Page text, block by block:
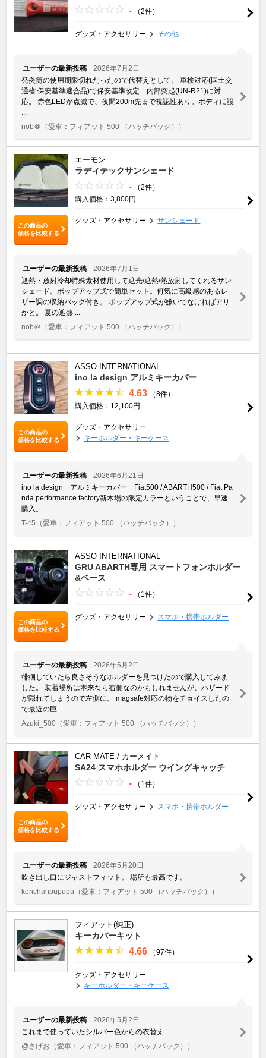
- （2件）
グッズ・アクセサリー その他
ユーザーの最新投稿
2026年7月2日
発炎筒の使用期限切れだったので代替えとして。 車検対応(国土交
通省 保安基準適合品)で保安基準改定 内部突起(UN-R21)に対
応。 赤色LEDが点滅で、夜間200m先まで視認性あり。ボディに設
nob＠ （愛車：フィアット 500 （ハッチバック））
この商品の
価格を比較する
エーモン
ラディテックサンシェード
-
（2件）
購入価格：3,800円
グッズ・アクセサリー サンシェード
ユーザーの最新投稿
2026年7月1日
遮熱・放射冷却特殊素材使用して遮光/遮熱/熱放射してくれるサン
シェード。ポップアップ式で簡単セット。何気に高級感のあるレ
ザー調の収納バッグ付き。 ポップアップ式が嫌いでなければアリ
かと。 夏の遮熱 ...
nob＠ （愛車：フィアット 500 （ハッチバック））
この商品の
価格を比較する
ASSO INTERNATIONAL
ino la design アルミキーカバー
4.63
（8件）
購入価格：12,100円
グッズ・アクセサリー
キーホルダー・キーケース
ユーザーの最新投稿
2026年6月21日
ino la design アルミキーカバー Fiat500 / ABARTH500 / Fiat Pa
nda performance factory新木場の限定カラーということで、早速
購入。 ...
T-45 （愛車：フィアット 500 （ハッチバック））
この商品の
価格を比較する
ASSO INTERNATIONAL
GRU ABARTH専用 スマートフォンホルダー
&ベース
- （1件）
グッズ・アクセサリー スマホ・携帯ホルダー
ユーザーの最新投稿
2026年6月2日
徘徊していたら良さそうなホルダーを見つけたので購入してみま
した。 装着場所は本来なら右側なのかもしれませんが、ハザード
が隠れてしまうので左側に。 magsafe対応の物をチョイスしたの
で最近の巨 ...
Azuki_500 （愛車：フィアット 500 （ハッチバック））
この商品の
価格を比較する
CAR MATE / カーメイト
SA24 スマホホルダー ウイングキャッチ
- （1件）
グッズ・アクセサリー スマホ・携帯ホルダー
ユーザーの最新投稿
2026年5月20日
吹き出し口にジャストフィット。 場所も最高です。
kenchanpupupu （愛車：フィアット 500 （ハッチバック））
フィアット(純正)
キーカバーキット
4.66 （97件）
グッズ・アクセサリー
キーホルダー・キーケース
ユーザーの最新投稿
2026年5月2日
これまで使っていたシルバー色からの衣替え
@さげお （愛車：フィアット 500 （ハッチバック））